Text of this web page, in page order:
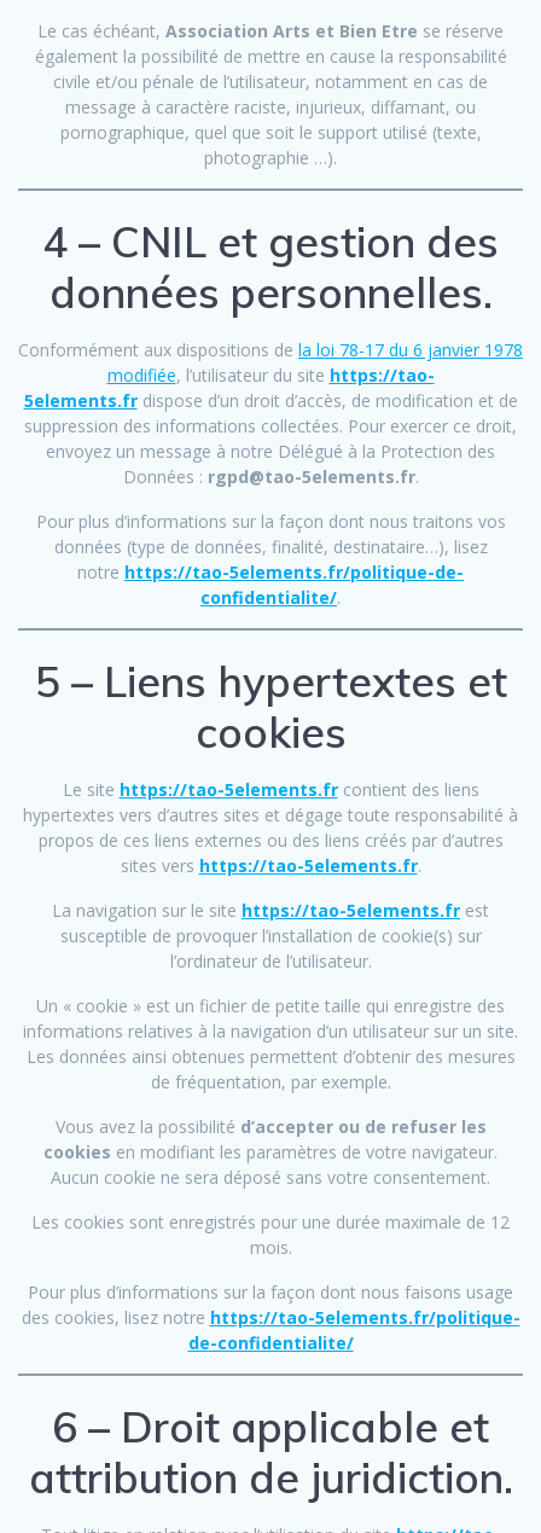
Le cas échéant, Association Arts et Bien Etre se réserve
également la possibilité de mettre en cause la responsabilité
civile et/ou pénale de l’utilisateur, notamment en cas de
message à caractère raciste, injurieux, diffamant, ou
pornographique, quel que soit le support utilisé (texte,
photographie …).
4 – CNIL et gestion des
données personnelles.
Conformément aux dispositions de la loi 78-17 du 6 janvier 1978
modifiée, l’utilisateur du site https://tao-
5elements.frdispose d’un droit d’accès, de modification et de
suppression des informations collectées. Pour exercer ce droit,
envoyez un message à notre Délégué à la Protection des
Données : rgpd@tao-5elements.fr.
Pour plus d’informations sur la façon dont nous traitons vos
données (type de données, finalité, destinataire…), lisez
notre https://tao-5elements.fr/politique-de-
confidentialite/.
5 – Liens hypertextes et
cookies
Le site https://tao-5elements.frcontient des liens
hypertextes vers d’autres sites et dégage toute responsabilité à
propos de ces liens externes ou des liens créés par d’autres
sites vers https://tao-5elements.fr.
La navigation sur le site https://tao-5elements.fr est
susceptible de provoquer l’installation de cookie(s) sur
l’ordinateur de l’utilisateur.
Un « cookie » est un fichier de petite taille qui enregistre des
informations relatives à la navigation d’un utilisateur sur un site.
Les données ainsi obtenues permettent d’obtenir des mesures
de fréquentation, par exemple.
Vous avez la possibilité d’accepter ou de refuser les
cookies en modifiant les paramètres de votre navigateur.
Aucun cookie ne sera déposé sans votre consentement.
Les cookies sont enregistrés pour une durée maximale de 12
mois.
Pour plus d’informations sur la façon dont nous faisons usage
des cookies, lisez notre https://tao-5elements.fr/politique-
de-confidentialite/
6 – Droit applicable et
attribution de juridiction.